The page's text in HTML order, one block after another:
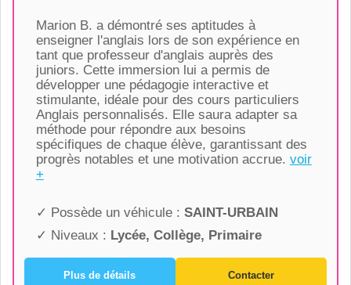
Marion B. a démontré ses aptitudes à
enseigner l'anglais lors de son expérience en
tant que professeur d'anglais auprès des
juniors. Cette immersion lui a permis de
développer une pédagogie interactive et
stimulante, idéale pour des cours particuliers
Anglais personnalisés. Elle saura adapter sa
méthode pour répondre aux besoins
spécifiques de chaque élève, garantissant des
progrès notables et une motivation accrue. voir
+
✓ Possède un véhicule : SAINT-URBAIN
✓ Niveaux : Lycée, Collège, Primaire
Plus de détails Contacter